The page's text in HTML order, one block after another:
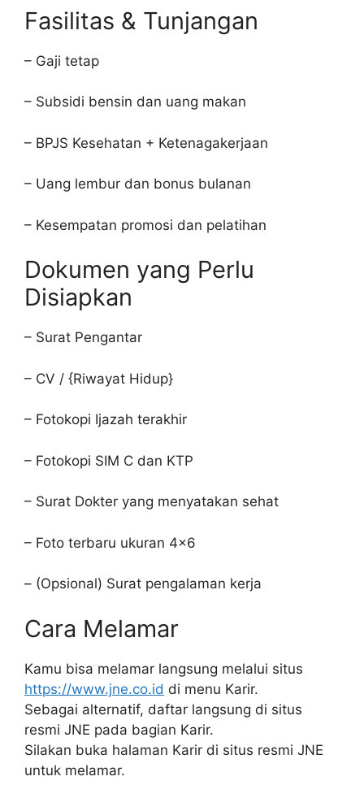
Fasilitas & Tunjangan
– Gaji tetap
– Subsidi bensin dan uang makan
– BPJS Kesehatan + Ketenagakerjaan
– Uang lembur dan bonus bulanan
– Kesempatan promosi dan pelatihan
Dokumen yang Perlu
Disiapkan
– Surat Pengantar
– CV / {Riwayat Hidup}
– Fotokopi Ijazah terakhir
– Fotokopi SIM C dan KTP
– Surat Dokter yang menyatakan sehat
– Foto terbaru ukuran 4×6
– (Opsional) Surat pengalaman kerja
Cara Melamar
Kamu bisa melamar langsung melalui situs
https://www.jne.co.id di menu Karir.
Sebagai alternatif, daftar langsung di situs
resmi JNE pada bagian Karir.
Silakan buka halaman Karir di situs resmi JNE
untuk melamar.